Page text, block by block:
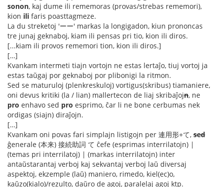
sonon, kaj dume ili rememoras (provas/strebas rememori),
kion ili faris poasttagmeze.
La du streketoj 'ーー' markas la longigadon, kiun prononcas
tre junaj geknaboj, kiam ili pensas pri tio, kion ili diros.
[...kiam ili provos rememori tion, kion ili diros.]
[…]
Kvankam intermeti tiajn vortojn ne estas lertaĵo, tiuj vortoj ja
estas taŭgaj por geknaboj por plibonigi la ritmon.
Sed se maturuloj (plenkreskuloj) vortigus(skribus) tiamaniere,
oni devus kritiki (la / lian) mallertecon de liaj skribaĵojn, ne
pro enhavo sed pro esprimo, ĉar li ne bone cerbumas nek
ordigas (siajn) diraĵojn.
[…]
Kvankam oni povas fari simplajn listigojn per 連用形+て, sed
ĝenerale (本来) 接続助詞 て ĉefe (esprimas interrilatojn) |
(temas pri interrilatoj) | (markas interrilatojn) inter
antaŭstarantaj verboj kaj sekvantaj verboj laŭ diversaj
aspektoj, ekzemple (laŭ) maniero, rimedo, kiel(ec)o,
kaŭzo(kialo)/rezulto, daŭro de agoj, paralelaj agoj ktp.